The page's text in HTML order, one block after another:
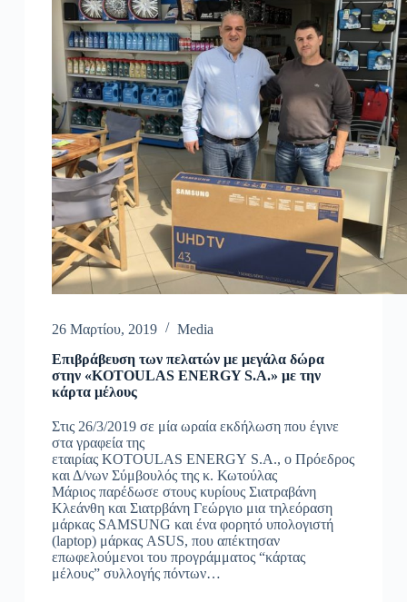
26 Μαρτίου, 2019
Media
Επιβράβευση των πελατών με μεγάλα δώρα
στην «KOTOULAS ENERGY S.A.» με την
κάρτα μέλους
Στις 26/3/2019 σε μία ωραία εκδήλωση που έγινε
στα γραφεία της
εταιρίας KOTOULAS ENERGY S.A., ο Πρόεδρος
και Δ/νων Σύμβουλός της κ. Κωτούλας
Μάριος παρέδωσε στους κυρίους Σιατραβάνη
Κλεάνθη και Σιατρβάνη Γεώργιο μια τηλεόραση
μάρκας SAMSUNG και ένα φορητό υπολογιστή
(laptop) μάρκας ASUS, που απέκτησαν
επωφελούμενοι του προγράμματος “κάρτας
μέλους” συλλογής πόντων…